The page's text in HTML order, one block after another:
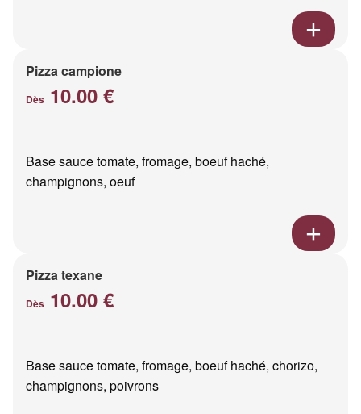
Pizza campione
Dès 10.00 €
Base sauce tomate, fromage, boeuf haché,
champignons, oeuf
Pizza texane
Dès 10.00 €
Base sauce tomate, fromage, boeuf haché, chorizo,
champignons, poivrons